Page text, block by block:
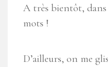
A très bientôt, dans
mots !
D’ailleurs, on me